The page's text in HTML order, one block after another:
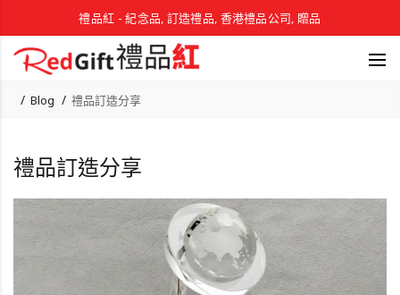
禮品紅 - 紀念品, 訂造禮品, 香港禮品公司, 贈品
Blog 禮品訂造分享
禮品訂造分享